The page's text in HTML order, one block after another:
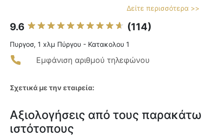
Δείτε περισσότερα >>
9.6 (114)
Πυργοσ, 1 xλμ Πύργου - Κατακολου 1
Εμφάνιση αριθμού τηλεφώνου
Σχετικά με την εταιρεία:
Αξιολογήσεις από τους παρακάτω
ιστότοπους